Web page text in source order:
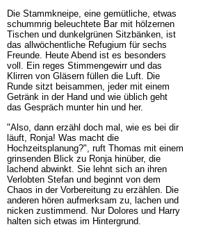
Die Stammkneipe, eine gemütliche, etwas
schummrig beleuchtete Bar mit hölzernen
Tischen und dunkelgrünen Sitzbänken, ist
das allwöchentliche Refugium für sechs
Freunde. Heute Abend ist es besonders
voll. Ein reges Stimmengewirr und das
Klirren von Gläsern füllen die Luft. Die
Runde sitzt beisammen, jeder mit einem
Getränk in der Hand und wie üblich geht
das Gespräch munter hin und her.
"Also, dann erzähl doch mal, wie es bei dir
läuft, Ronja! Was macht die
Hochzeitsplanung?", ruft Thomas mit einem
grinsenden Blick zu Ronja hinüber, die
lachend abwinkt. Sie lehnt sich an ihren
Verlobten Stefan und beginnt von dem
Chaos in der Vorbereitung zu erzählen. Die
anderen hören aufmerksam zu, lachen und
nicken zustimmend. Nur Dolores und Harry
halten sich etwas im Hintergrund.